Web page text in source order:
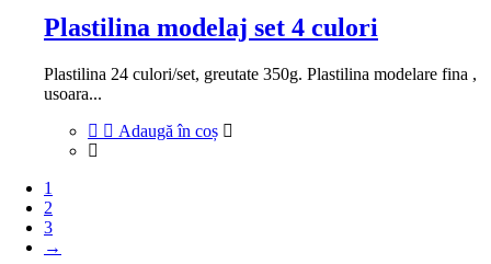
Plastilina modelaj set 4 culori
Plastilina 24 culori/set, greutate 350g. Plastilina modelare fina ,
usoara...
Adaugă în coș
1
2
3
→